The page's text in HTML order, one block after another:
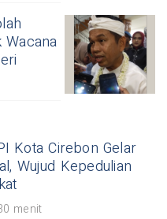
Wacana
Kota Cirebon Gelar
Wujud Kepedulian
menit